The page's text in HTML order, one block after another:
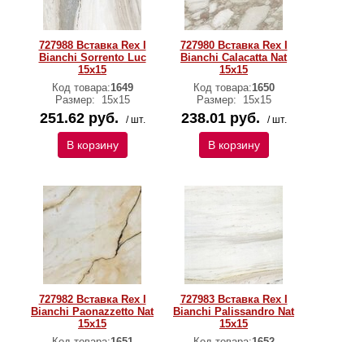
727988 Вставка Rex I
Bianchi Sorrento Luc
15x15
Код товара:1649
Размер:
15x15
251.62 руб. / шт.
В корзину
727980 Вставка Rex I
Bianchi Calacatta Nat
15x15
Код товара:1650
Размер:
15x15
238.01 руб. / шт.
В корзину
727982 Вставка Rex I
Bianchi Paonazzetto Nat
15x15
727983 Вставка Rex I
Bianchi Palissandro Nat
15x15